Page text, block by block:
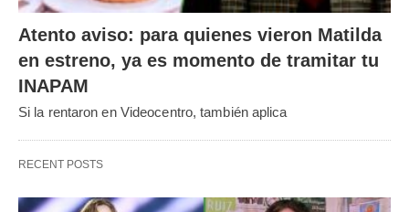
Atento aviso: para quienes vieron Matilda
en estreno, ya es momento de tramitar tu
INAPAM
Si la rentaron en Videocentro, también aplica
RECENT POSTS